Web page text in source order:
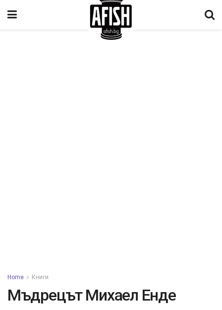
Home Книги
Мъдрецът Михаел Енде